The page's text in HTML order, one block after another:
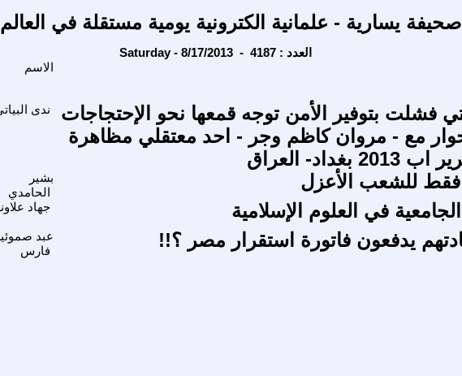
يسارية - علمانية الكترونية يومية مستقلة في
Saturday - 8/17/2013 - العدد : 4187
الاسم
ندى
فشلت بتوفير الأمن توجه قمعها نحو الإحتجاجات
حوار مع - مروان كاظم وجر - احد معتقلي مظاهرة
العراق
بشير
الحامدي
للشعب الأعزل
جهاد في العلوم الإسلامية
عبد
فارس
يدفعون فاتورة استقرار مصر ؟!!